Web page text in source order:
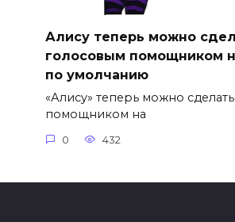
Алису теперь можно
голосовым помощником
по умолчанию
«Алису» теперь можно
помощником на
0 432